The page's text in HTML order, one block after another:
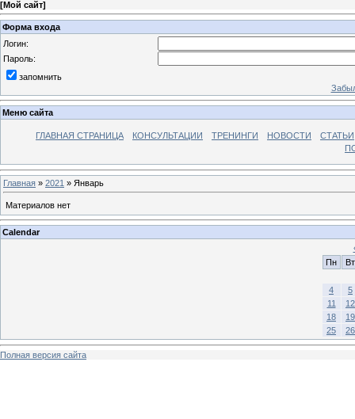
[Мой сайт]
Форма входа
Логин:
Пароль:
запомнить
Меню сайта
ГЛАВНАЯ СТРАНИЦА КОНСУЛЬТАЦИИ ТРЕНИНГИ НОВОСТИ
СТАТЬИ
Главная » 2021 » Январь
Материалов нет
Calendar
Пн
Вт
4
5
11
12
18
19
25
26
Полная версия сайта